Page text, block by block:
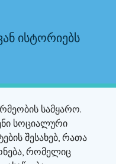
ისტორიებს
სამყარო.
სოციალური
შესახებ, რათა
რომელიც